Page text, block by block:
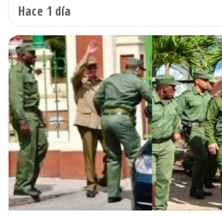
Hace 1 día